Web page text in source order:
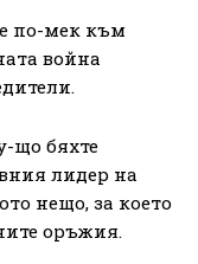
по-мек към
война
що бяхте
лидер на
нещо, за което
оръжия.